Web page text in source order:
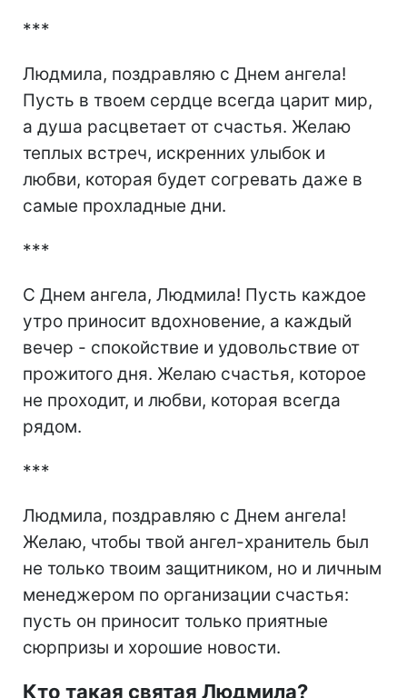
***
Людмила, поздравляю с Днем ангела!
Пусть в твоем сердце всегда царит мир,
а душа расцветает от счастья. Желаю
теплых встреч, искренних улыбок и
любви, которая будет согревать даже в
самые прохладные дни.
***
С Днем ангела, Людмила! Пусть каждое
утро приносит вдохновение, а каждый
вечер - спокойствие и удовольствие от
прожитого дня. Желаю счастья, которое
не проходит, и любви, которая всегда
рядом.
***
Людмила, поздравляю с Днем ангела!
Желаю, чтобы твой ангел-хранитель был
не только твоим защитником, но и личным
менеджером по организации счастья:
пусть он приносит только приятные
сюрпризы и хорошие новости.
Кто такая святая Людмила?